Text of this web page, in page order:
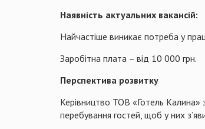
Наявність актуальних вакансій:
Найчастіше виникає потреба у
Заробітна плата – від 10 000 грн.
Перспектива розвитку
Керівництво ТОВ «Готель
перебування гостей, щоб у них